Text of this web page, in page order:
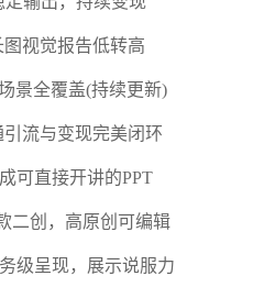
图视觉报告低转高
景全覆盖(持续更新)
引流与变现完美闭环
可直接开讲的PPT
二创，高原创可编辑
级呈现，展示说服力